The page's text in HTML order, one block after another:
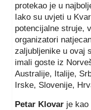
protekao je u
Iako su uvjeti u
potencijalne struje,
organizatori
zaljubljenike u ovaj
imali goste iz
Australije, Italije,
Irske, Slovenije,
Petar Klovar je